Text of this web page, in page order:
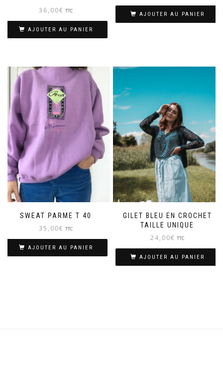
36,00€ TTC
AJOUTER AU PANIER
AJOUTER AU PANIER
SWEAT PARME T 40
35,00€ TTC
AJOUTER AU PANIER
GILET BLEU EN CROCHET
TAILLE UNIQUE
24,00€ TTC
AJOUTER AU PANIER